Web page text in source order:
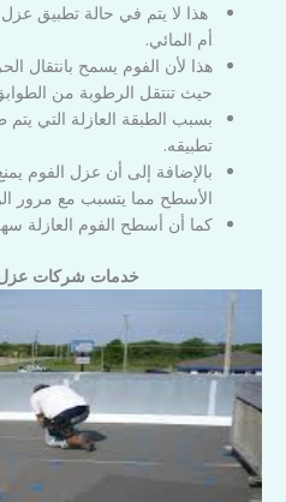
هذا لا يتم في حالة تطبيق
أم المائي.
هذا لأن الفوم يسمح بانتقال
حيث تنتقل الرطوبة من
بسبب الطبقة العازلة التي
تطبيقه.
بالإضافة إلى أن عزل الفوم
الأسطح مما يتسبب مع مرور
كما أن أسطح الفوم العازلة
خدمات شركات عزل